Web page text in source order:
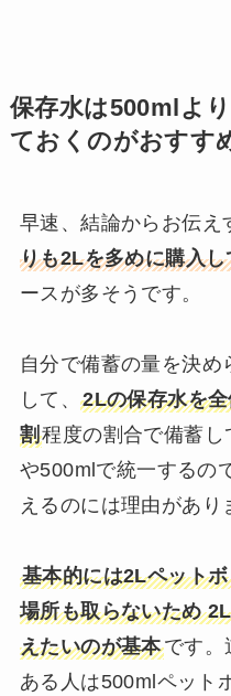
保存水は500mlよ
ておくのがおすす
早速、結論からお伝え
りも2Lを多めに購入
ースが多そうです。
自分で備蓄の量を決め
して、2Lの保存水を
割程度の割合で備蓄
や500mlで統一するの
えるのには理由があり
基本的には2Lペット
場所も取らないため
えたいのが基本です。
ある人は500mlペット